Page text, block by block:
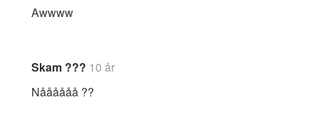
Awwww
Skam ??? 10 år
Nåååååå ??